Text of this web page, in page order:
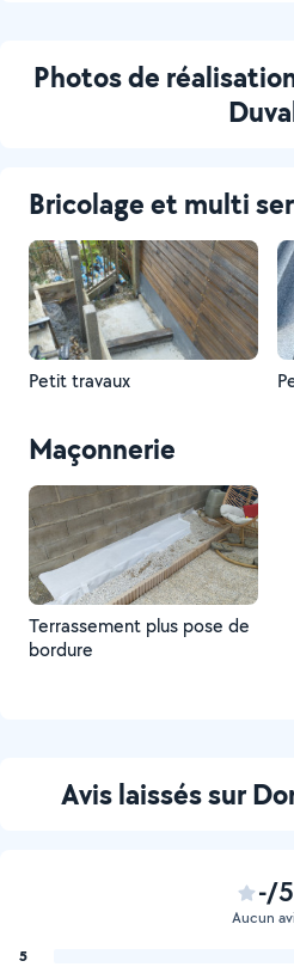
Photos de
Bricolage et multi
Petit travaux
Maçonnerie
Terrassement plus pose de
bordure
Avis laissés sur
-/5
Aucun
5